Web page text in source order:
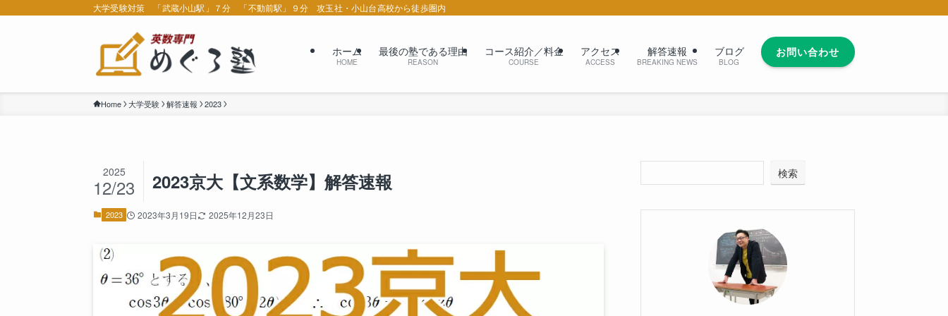
大学受験対策 「武蔵小山駅」７分 「不動前駅」９分 攻玉社・小山台高校から徒歩圏内
ホーム
HOME
最後の塾である理由
REASON
コース紹介／料金
COURSE
アクセス
ACCESS
解答速報
BREAKING NEWS
ブログ
BLOG
お問い合わせ
Home 大学受験 解答速報 2023
2023京大【文系数学】解答速報
2025
12/23
2023 2023年3月19日 2025年12月23日
検索